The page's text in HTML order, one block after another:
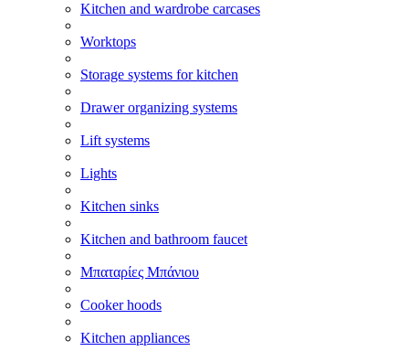
Kitchen and wardrobe carcases
Worktops
Storage systems for kitchen
Drawer organizing systems
Lift systems
Lights
Kitchen sinks
Kitchen and bathroom faucet
Μπαταρίες Μπάνιου
Cooker hoods
Kitchen appliances